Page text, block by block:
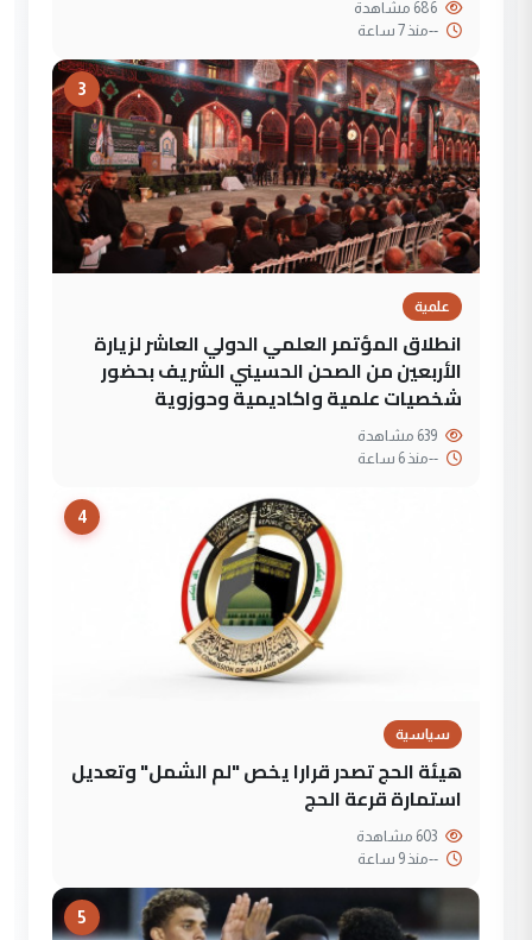
--منذ 7 ساعة
3
علمية
انطلاق المؤتمر العلمي الدولي العاشر لزيارة
الأربعين من الصحن الحسيني الشريف بحضور
شخصيات علمية واكاديمية وحوزوية
--منذ 6 ساعة
4
سياسية
هيئة الحج تصدر قرارا يخص "لم الشمل" وتعديل
استمارة قرعة الحج
--منذ 9 ساعة
5